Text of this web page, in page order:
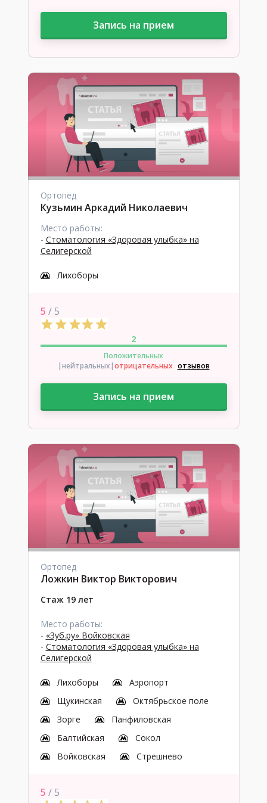
Запись на прием
Ортопед
Кузьмин Аркадий Николаевич
Место работы:
- Стоматология «Здоровая улыбка» на
Селигерской
Лихоборы
5 / 5
2
Положительных
|нейтральных|отрицательных отзывов
Запись на прием
Ортопед
Ложкин Виктор Викторович
Стаж 19 лет
Место работы:
- «Зуб.ру» Войковская
- Стоматология «Здоровая улыбка» на
Селигерской
Лихоборы
Аэропорт
Щукинская
Октябрьское поле
Зорге
Панфиловская
Балтийская
Сокол
Войковская
Стрешнево
5 / 5